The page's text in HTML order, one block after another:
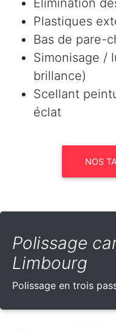
Elimination
Plastiques
Bas de pare-
Simonisage /
brillance)
Scellant
éclat
NOS
Polissage
Limbourg
Polissage en trois